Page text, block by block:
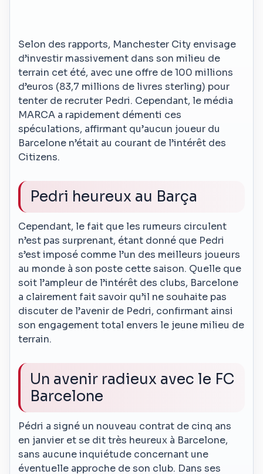
Selon des rapports, Manchester City envisage
d’investir massivement dans son milieu de
terrain cet été, avec une offre de 100 millions
d’euros (83,7 millions de livres sterling) pour
tenter de recruter Pedri. Cependant, le média
MARCA a rapidement démenti ces
spéculations, affirmant qu’aucun joueur du
Barcelone n’était au courant de l’intérêt des
Citizens.
Pedri heureux au Barça
Cependant, le fait que les rumeurs circulent
n’est pas surprenant, étant donné que Pedri
s’est imposé comme l’un des meilleurs joueurs
au monde à son poste cette saison. Quelle que
soit l’ampleur de l’intérêt des clubs, Barcelone
a clairement fait savoir qu’il ne souhaite pas
discuter de l’avenir de Pedri, confirmant ainsi
son engagement total envers le jeune milieu de
terrain.
Un avenir radieux avec le FC
Barcelone
Pédri a signé un nouveau contrat de cinq ans
en janvier et se dit très heureux à Barcelone,
sans aucune inquiétude concernant une
éventuelle approche de son club. Dans ses